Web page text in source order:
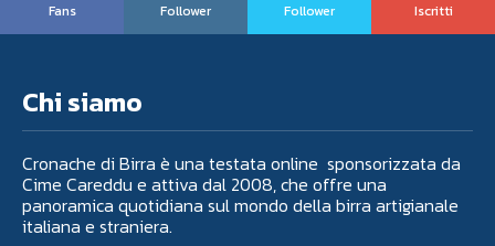
Fans
Follower
Follower
Iscritti
Chi siamo
Cronache di Birra è una testata online sponsorizzata da
Cime Careddu e attiva dal 2008, che offre una
panoramica quotidiana sul mondo della birra artigianale
italiana e straniera.